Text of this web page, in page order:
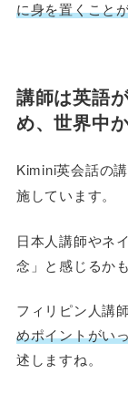
に身を置くこと
講師は英語
め、世界中
Kimini英会話の
施しています。
日本人講師やネ
念」と感じるか
フィリピン人講
めポイントがい
述しますね。